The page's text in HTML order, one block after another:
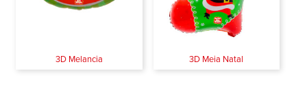
3D Melancia 3D Meia Natal